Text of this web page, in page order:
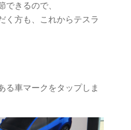
できるので、
く方も、これからテスラ
る車マークをタップしま